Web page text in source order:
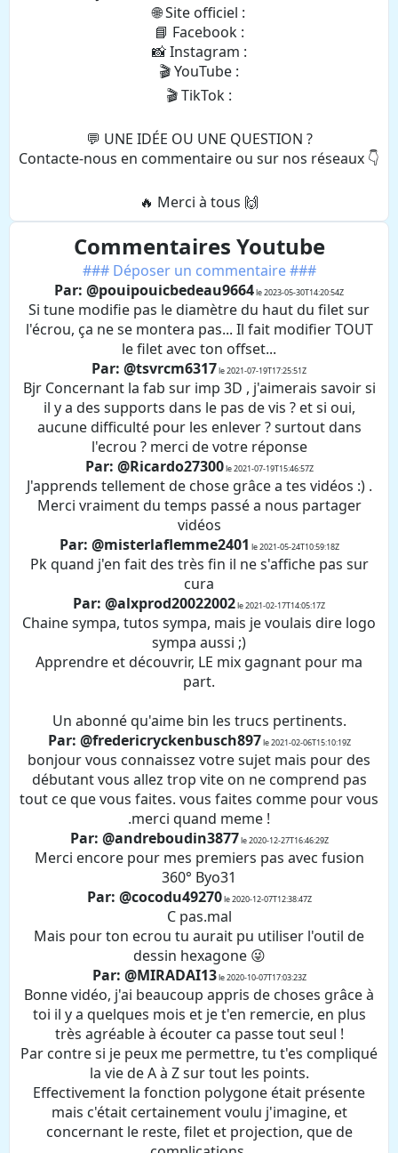
🌐 Site officiel :
📘 Facebook :
📸 Instagram :
🎬 YouTube :
🎬 TikTok :
💬 UNE IDÉE OU UNE QUESTION ?
Contacte-nous en commentaire ou sur nos réseaux 👇
🔥 Merci à tous 🙌
Commentaires Youtube
### Déposer un commentaire ###
Par: @pouipouicbedeau9664le 2023-05-30T14:20:54Z
Si tune modifie pas le diamètre du haut du filet sur
l'écrou, ça ne se montera pas... Il fait modifier TOUT
le filet avec ton offset...
Par: @tsvrcm6317le 2021-07-19T17:25:51Z
Bjr Concernant la fab sur imp 3D , j'aimerais savoir si
il y a des supports dans le pas de vis ? et si oui,
aucune difficulté pour les enlever ? surtout dans
l'ecrou ? merci de votre réponse
Par: @Ricardo27300le 2021-07-19T15:46:57Z
J'apprends tellement de chose grâce a tes vidéos :) .
Merci vraiment du temps passé a nous partager
vidéos
Par: @misterlaflemme2401 le 2021-05-24T10:59:18Z
Pk quand j'en fait des très fin il ne s'affiche pas sur
cura
Par: @alxprod20022002le 2021-02-17T14:05:17Z
Chaine sympa, tutos sympa, mais je voulais dire logo
sympa aussi ;)
Apprendre et découvrir, LE mix gagnant pour ma
part.
Un abonné qu'aime bin les trucs pertinents.
Par: @fredericryckenbusch897le 2021-02-06T15:10:19Z
bonjour vous connaissez votre sujet mais pour des
débutant vous allez trop vite on ne comprend pas
tout ce que vous faites. vous faites comme pour vous
.merci quand meme !
Par: @andreboudin3877le 2020-12-27T16:46:29Z
Merci encore pour mes premiers pas avec fusion
360° Byo31
Par: @cocodu49270le 2020-12-07T12:38:47Z
C pas.mal
Mais pour ton ecrou tu aurait pu utiliser l'outil de
dessin hexagone 😜
Par: @MIRADAI13le 2020-10-07T17:03:23Z
Bonne vidéo, j'ai beaucoup appris de choses grâce à
toi il y a quelques mois et je t'en remercie, en plus
très agréable à écouter ca passe tout seul !
Par contre si je peux me permettre, tu t'es compliqué
la vie de A à Z sur tout les points.
Effectivement la fonction polygone était présente
mais c'était certainement voulu j'imagine, et
concernant le reste, filet et projection, que de